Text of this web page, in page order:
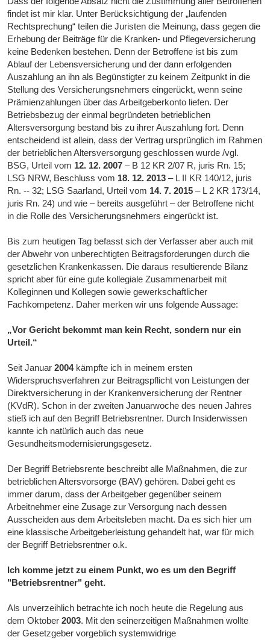
findet ist mir klar. Unter Berücksichtigung der „laufenden
Rechtsprechung“ teilen die Juristen die Meinung, dass gegen die
Erhebung der Beiträge für die Kranken- und Pflegeversicherung
keine Bedenken bestehen. Denn der Betroffene ist bis zum
Ablauf der Lebensversicherung und der dann erfolgenden
Auszahlung an ihn als Begünstigter zu keinem Zeitpunkt in die
Stellung des Versicherungsnehmers eingerückt, wenn seine
Prämienzahlungen über das Arbeitgeberkonto liefen. Der
Betriebsbezug der einmal begründeten betrieblichen
Altersversorgung bestand bis zu ihrer Auszahlung fort. Denn
entscheidend ist allein, dass der Vertrag ursprünglich im Rahmen
der betrieblichen Altersversorgung geschlossen wurde /vgl.
BSG, Urteil vom 12. 12. 2007 – B 12 KR 2/07 R, juris Rn. 15;
LSG NRW, Beschluss vom 18. 12. 2013 – L II KR 140/12, juris
Rn. -- 32; LSG Saarland, Urteil vom 14. 7. 2015– L 2 KR 173/14,
juris Rn. 24) und wie – bereits ausgeführt – der Betroffene nicht
in die Rolle des Versicherungsnehmers eingerückt ist.
Bis zum heutigen Tag befasst sich der Verfasser aber auch mit
der Abwehr von unberechtigten Beitragsforderungen durch die
gesetzlichen Krankenkassen. Die daraus resultierende Bilanz
spricht aber für eine gute kollegiale Zusammenarbeit mit
Kolleginnen und Kollegen sowie gewerkschaftlicher
Fachkompetenz. Daher merken wir uns folgende Aussage:
„Vor Gericht bekommt man kein Recht, sondern nur ein
Urteil.“
Seit Januar2004kämpfte ich in meinem ersten
Widerspruchsverfahren zur Beitragspflicht von Leistungen der
Direktversicherung in der Krankenversicherung der Rentner
(KVdR). Schon in der zweiten Januarwoche des neuen Jahres
stieß ich auf den Begriff Betriebsrentner. Durch Insiderwissen
kannte ich natürlich auch das neue
Gesundheitsmodernisierungsgesetz.
Der Begriff Betriebsrente beschreibt alle Maßnahmen, die zur
betrieblichen Altersvorsorge (BAV) gehören. Dabei geht es
immer darum, dass der Arbeitgeber gegenüber seinem
Arbeitnehmer eine Zusage zur Versorgung nach dessen
Ausscheiden aus dem Arbeitsleben macht. Da es sich hier um
eine klassische Arbeitgeberleistung gehandelt hat, war für mich
der Begriff Betriebsrentner o.k.
Ich komme jetzt zu einem Punkt, wo es um den Begriff
"Betriebsrentner" geht.
Als unverzeihlich betrachte ich noch heute die Regelung aus
dem Oktober2003. Mit den seinerzeitigen Maßnahmen wollte
der Gesetzgeber vorgeblich systemwidrige